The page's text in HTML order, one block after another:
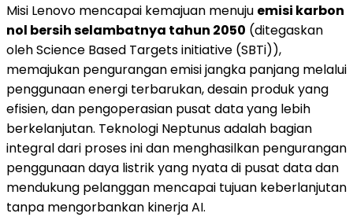
Misi Lenovo mencapai kemajuan menuju emisi karbon
nol bersih selambatnya tahun 2050 (ditegaskan
oleh Science Based Targets initiative (SBTi)),
memajukan pengurangan emisi jangka panjang melalui
penggunaan energi terbarukan, desain produk yang
efisien, dan pengoperasian pusat data yang lebih
berkelanjutan. Teknologi Neptunus adalah bagian
integral dari proses ini dan menghasilkan pengurangan
penggunaan daya listrik yang nyata di pusat data dan
mendukung pelanggan mencapai tujuan keberlanjutan
tanpa mengorbankan kinerja AI.